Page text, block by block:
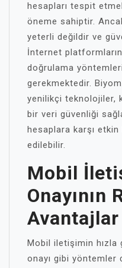
hesapları tespit
öneme sahiptir.
yeterli değildir ve
İnternet
doğrulama
gerekmektedir.
yenilikçi teknolojiler,
bir veri güvenliği
hesaplara karşı
edilebilir.
Mobil
Onayının
Mobil iletişimin hızla
onayı gibi yöntemler